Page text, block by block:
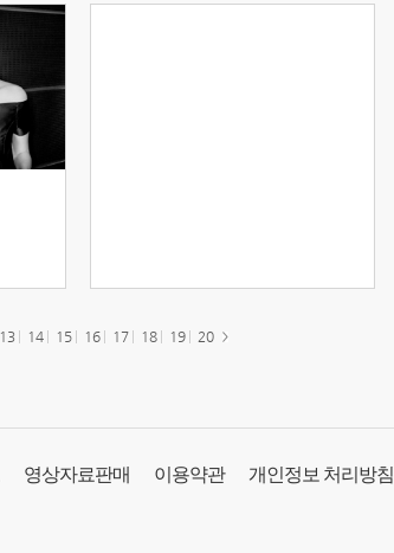
13 14 15 16 17 18 19 20
영상자료판매 이용약관 개인정보 처리방침